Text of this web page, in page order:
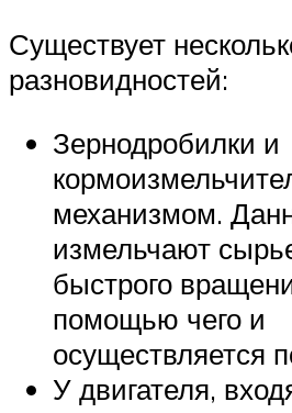
Существует
разновидностей:
Зернодробилки и
механизмом.
измельчают
быстрого
помощью чего и
осуществляется
У двигателя,